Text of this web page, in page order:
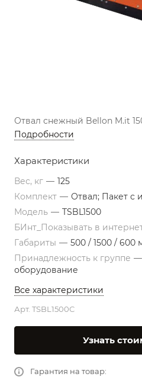
Отвал снежный Bellon M.it
Подробности
Характеристики
Вес, кг — 125
Комплект — Отвал; Пакет с
Модель — TSBL1500
БИнт_Показывать в
Габариты — 500 / 1500 / 600
Принадлежность к группе —
оборудование
Все характеристики
Арт. TSBL1500C
Узнать
Гарантия на товар: